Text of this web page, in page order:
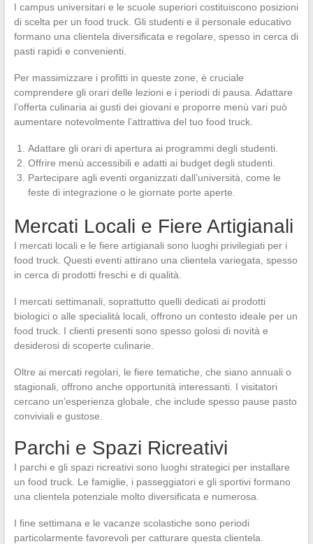
I campus universitari e le scuole superiori costituiscono posizioni
di scelta per un food truck. Gli studenti e il personale educativo
formano una clientela diversificata e regolare, spesso in cerca di
pasti rapidi e convenienti.
Per massimizzare i profitti in queste zone, è cruciale
comprendere gli orari delle lezioni e i periodi di pausa. Adattare
l’offerta culinaria ai gusti dei giovani e proporre menù vari può
aumentare notevolmente l’attrattiva del tuo food truck.
Adattare gli orari di apertura ai programmi degli studenti.
Offrire menù accessibili e adatti ai budget degli studenti.
Partecipare agli eventi organizzati dall’università, come le
feste di integrazione o le giornate porte aperte.
Mercati Locali e Fiere Artigianali
I mercati locali e le fiere artigianali sono luoghi privilegiati per i
food truck. Questi eventi attirano una clientela variegata, spesso
in cerca di prodotti freschi e di qualità.
I mercati settimanali, soprattutto quelli dedicati ai prodotti
biologici o alle specialità locali, offrono un contesto ideale per un
food truck. I clienti presenti sono spesso golosi di novità e
desiderosi di scoperte culinarie.
Oltre ai mercati regolari, le fiere tematiche, che siano annuali o
stagionali, offrono anche opportunità interessanti. I visitatori
cercano un’esperienza globale, che include spesso pause pasto
conviviali e gustose.
Parchi e Spazi Ricreativi
I parchi e gli spazi ricreativi sono luoghi strategici per installare
un food truck. Le famiglie, i passeggiatori e gli sportivi formano
una clientela potenziale molto diversificata e numerosa.
I fine settimana e le vacanze scolastiche sono periodi
particolarmente favorevoli per catturare questa clientela.